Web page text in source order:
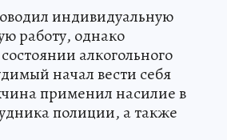
индивидуальную
работу, однако
алкогольного
начал вести себя
применил насилие в
полиции, а также